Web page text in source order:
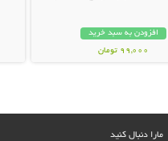
افزودن به سبد خرید
99,000 تومان
مارا دنبال کنید